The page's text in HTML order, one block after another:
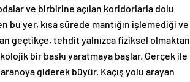
ve birbirine açılan koridorlarla dolu
bu yer, kısa sürede mantığın işlemediği ve
geçtikçe, tehdit yalnızca fiziksel olmaktan
bir baskı yaratmaya başlar. Gerçek ile
giderek büyür. Kaçış yolu arayan